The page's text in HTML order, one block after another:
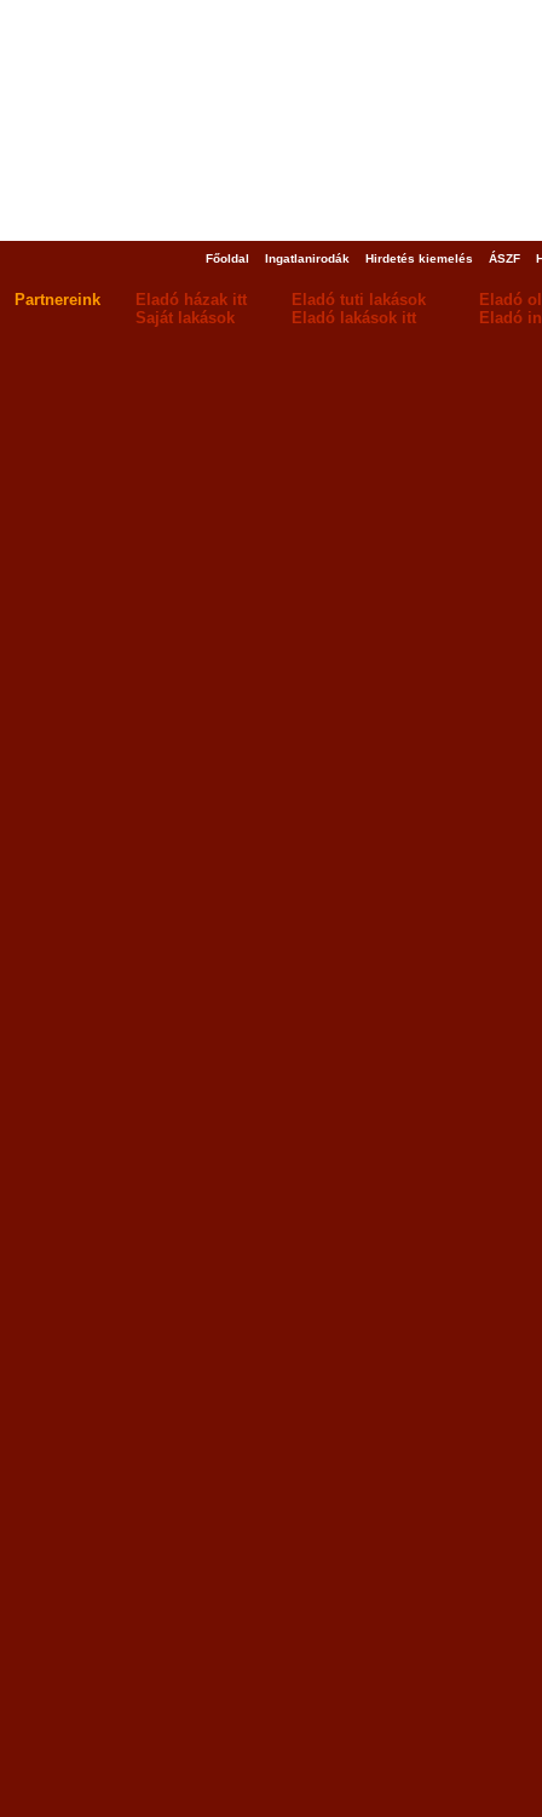
Főoldal Ingatlanirodák Hirdetés kiemelés ÁSZF
Partnereink Eladó házak itt Eladó tuti lakások
Eladó
Saját lakások
Eladó lakások itt Eladó